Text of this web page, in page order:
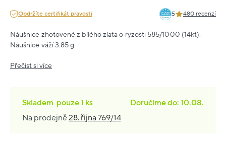
Obdržíte certifikát pravosti 5 480 recenzí
Náušnice zhotovené z bílého zlata o ryzosti 585/1000 (14kt).
Náušnice váží 3.85 g.
Přečíst si více
Skladem pouze1 ks
Doručíme do: 10.08.
Na prodejně28. října 769/14